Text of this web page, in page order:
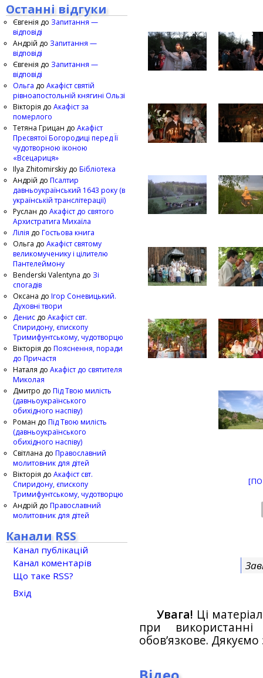
Увага! Ці
при
обов’язкове.
Останні відгуки
Євгенія до Запитання —
відповіді
Андрій до Запитання —
відповіді
Євгенія до Запитання —
відповіді
Ольга до Акафіст святій
рівноапостольній княгині Ользі
Вікторія до Акафіст за
померлого
Тетяна Грицан до Акафіст
Пресвятої Богородиці перед Її
чудотворною іконою
«Всецариця»
Ilya Zhitomirskiy до Бібліотека
Андрій до Псалтир
давньоукраїнський 1643 року (в
українській транслітерації)
Руслан до Акафіст до святого
Архистратига Михаїла
Лілія до Гостьова книга
Ольга до Акафіст святому
великомученику і цілителю
Пантелеймону
Benderski Valentyna до Зі
спогадів
Оксана до Ігор Соневицький.
Духовні твори
Денис до Акафіст свт.
Спиридону, єпископу
Тримифунтському, чудотворцю
Вікторія до Пояснення, поради
до Причастя
Наталя до Акафіст до святителя
Миколая
Дмитро до Під Твою милість
(давньоукраїнського
обихідного наспіву)
Роман до Під Твою милість
(давньоукраїнського
обихідного наспіву)
Світлана до Православний
молитовник для дітей
Вікторія до Акафіст свт.
Спиридону, єпископу
Тримифунтському, чудотворцю
Андрій до Православний
молитовник для дітей
Канали RSS
Канал публікацій
Канал коментарів
Що таке RSS?
Вхід